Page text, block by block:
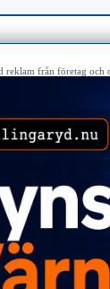
reklam från företag